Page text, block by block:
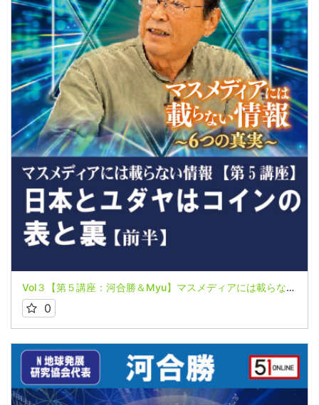
Vol３【第５講座：河合勝＆Myu】マスメディアには載らない情報～６つの真実～【日本とユダヤはコインの表と裏】
0